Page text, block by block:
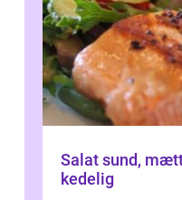
Salat sund, mættende og alt andet end
kedelig